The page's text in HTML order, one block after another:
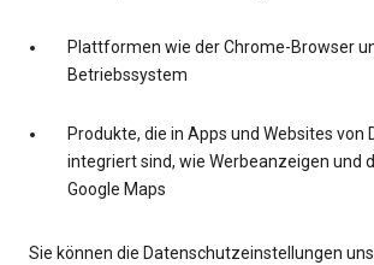
Plattformen wie der Chrome-Browser
Betriebssystem
Produkte, die in Apps und Websites von
integriert sind, wie Werbeanzeigen und
Google Maps
Sie können die Datenschutzeinstellungen